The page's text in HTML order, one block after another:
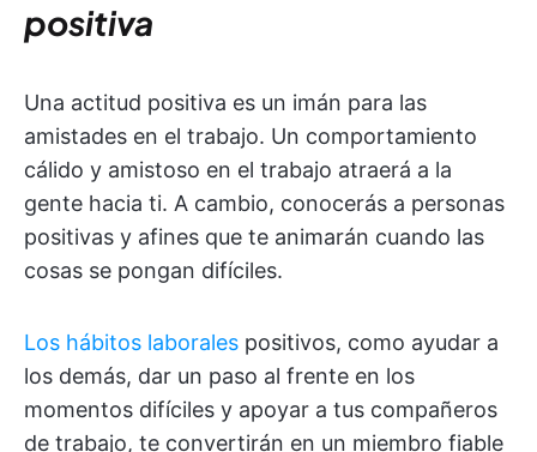
positiva
Una actitud positiva es un imán para las
amistades en el trabajo. Un comportamiento
cálido y amistoso en el trabajo atraerá a la
gente hacia ti. A cambio, conocerás a personas
positivas y afines que te animarán cuando las
cosas se pongan difíciles.
Los hábitos laborales positivos, como ayudar a
los demás, dar un paso al frente en los
momentos difíciles y apoyar a tus compañeros
de trabajo, te convertirán en un miembro fiable